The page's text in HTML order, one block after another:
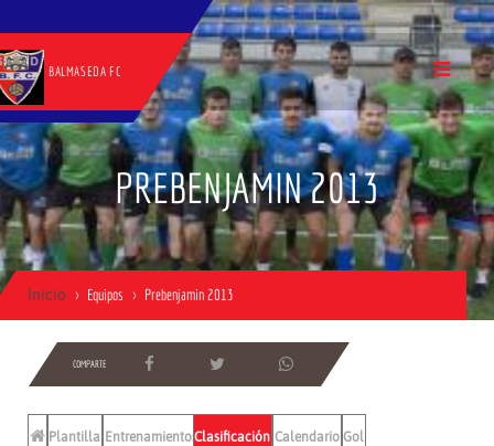
BALMASEDA FC
PREBENJAMIN 2013
Inicio Equipos Prebenjamin 2013
COMPARTE
Plantilla EntrenamientosClasificación Calendario Gol